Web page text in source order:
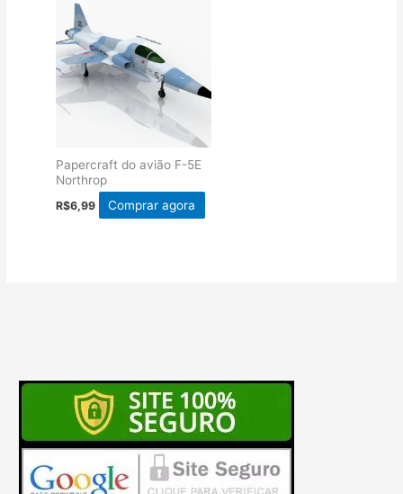
Papercraft do avião F-5E
Northrop
R$6,99 Comprar agora